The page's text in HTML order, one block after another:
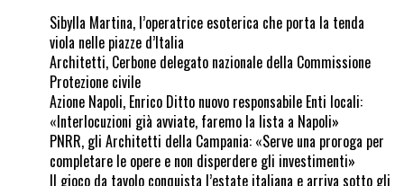
Sibylla Martina, l’operatrice esoterica che porta la tenda
viola nelle piazze d’Italia
Architetti, Cerbone delegato nazionale della Commissione
Protezione civile
Azione Napoli, Enrico Ditto nuovo responsabile Enti locali:
«Interlocuzioni già avviate, faremo la lista a Napoli»
PNRR, gli Architetti della Campania: «Serve una proroga per
completare le opere e non disperdere gli investimenti»
Il gioco da tavolo conquista l’estate italiana e arriva sotto gli